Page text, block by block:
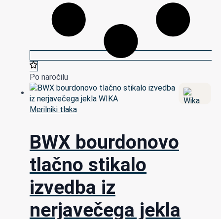
Po naročilu
Merilniki tlaka
BWX bourdonovo
tlačno stikalo
izvedba iz
nerjavečega jekla